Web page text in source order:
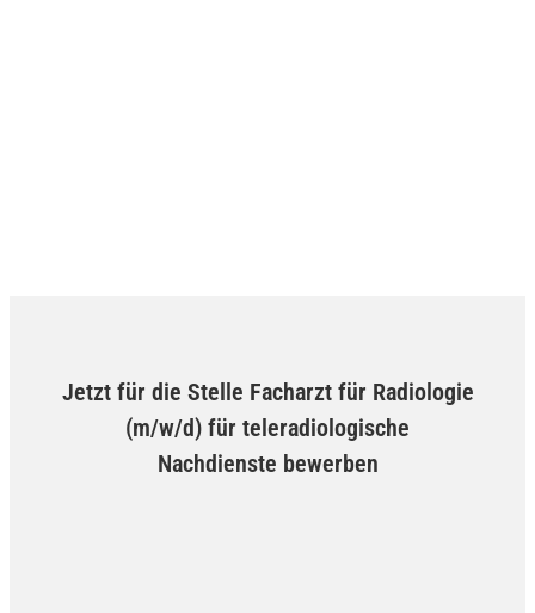
Jetzt für die Stelle Facharzt für Radiologie
(m/w/d) für teleradiologische
Nachdienste bewerben